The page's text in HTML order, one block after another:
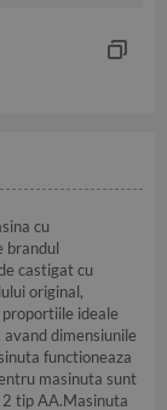
cu
brandul
castigat cu
original,
ideale
dimensiunile
functioneaza
masinuta sunt
tip AA.Masinuta